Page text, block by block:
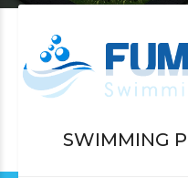
SWIMMING